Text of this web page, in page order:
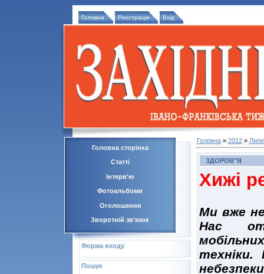
Головна Реєстрація Вхід
Головна сторінка
Статті
Інтерв'ю
Фотоальбоми
Оголошення
Зворотній зв'язок
Форма входу
Пошук
Головна» 2012 »
ЗДОРОВ"Я
Хижі
Ми вже не
Нас
техніки.